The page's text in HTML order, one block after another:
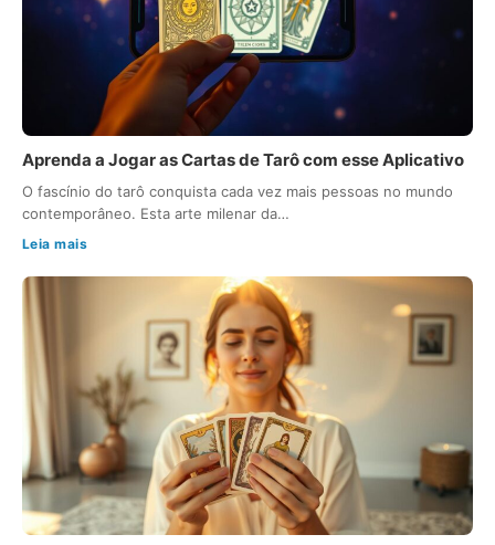
Aprenda a Jogar as Cartas de Tarô com esse Aplicativo
O fascínio do tarô conquista cada vez mais pessoas no mundo
contemporâneo. Esta arte milenar da…
Leia mais